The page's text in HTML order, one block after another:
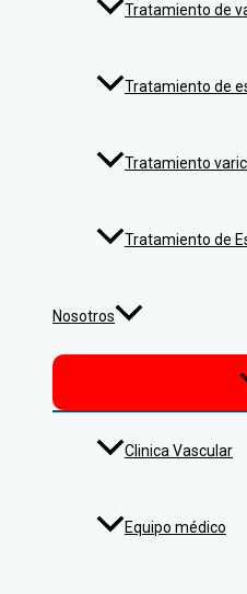
Tratamiento de
Tratamiento de
Tratamiento
Tratamiento de
Nosotros
Clinica Vascular
Equipo médico